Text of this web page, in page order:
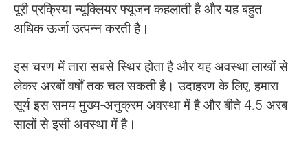
पूरी प्रक्रिया न्यूक्लियर फ्यूजन कहलाती है और यह बहुत
अधिक ऊर्जा उत्पन्न करती है।
इस चरण में तारा सबसे स्थिर होता है और यह अवस्था लाखों से
लेकर अरबों वर्षों तक चल सकती है। उदाहरण के लिए, हमारा
सूर्य इस समय मुख्य-अनुक्रम अवस्था में है और बीते 4.5 अरब
सालों से इसी अवस्था में है।